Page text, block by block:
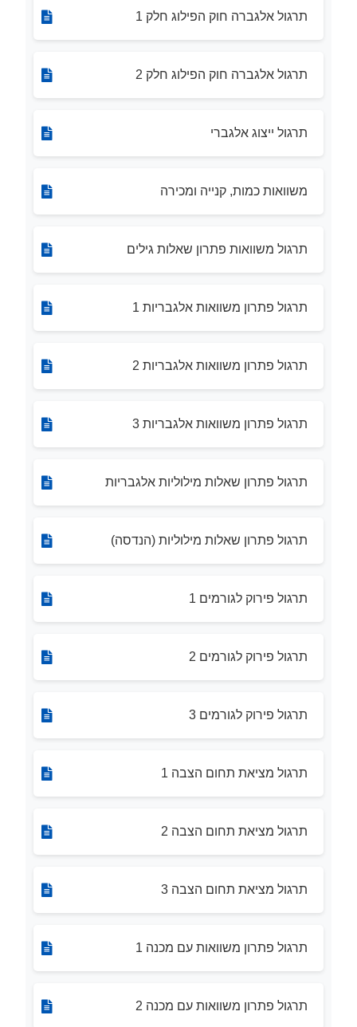
תרגול אלגברה חוק הפילוג חלק 1
תרגול אלגברה חוק הפילוג חלק 2
תרגול ייצוג אלגברי
משוואות כמות, קנייה ומכירה
תרגול משוואות פתרון שאלות גילים
תרגול פתרון משוואות אלגבריות 1
תרגול פתרון משוואות אלגבריות 2
תרגול פתרון משוואות אלגבריות 3
תרגול פתרון שאלות מילוליות אלגבריות
תרגול פתרון שאלות מילוליות (הנדסה)
תרגול פירוק לגורמים 1
תרגול פירוק לגורמים 2
תרגול פירוק לגורמים 3
תרגול מציאת תחום הצבה 1
תרגול מציאת תחום הצבה 2
תרגול מציאת תחום הצבה 3
תרגול פתרון משוואות עם מכנה 1
תרגול פתרון משוואות עם מכנה 2